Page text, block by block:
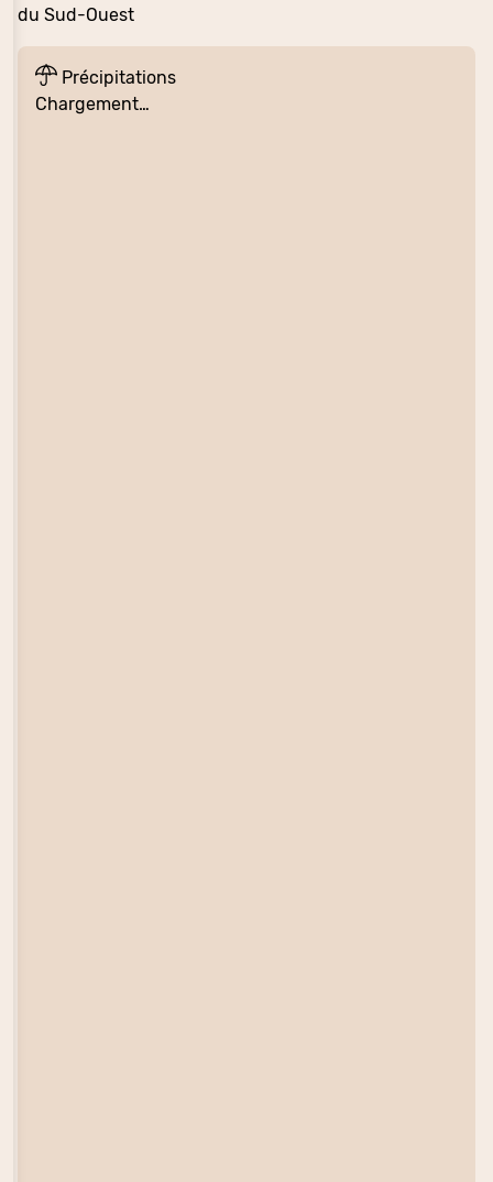
du Sud-Ouest
Précipitations
Chargement…